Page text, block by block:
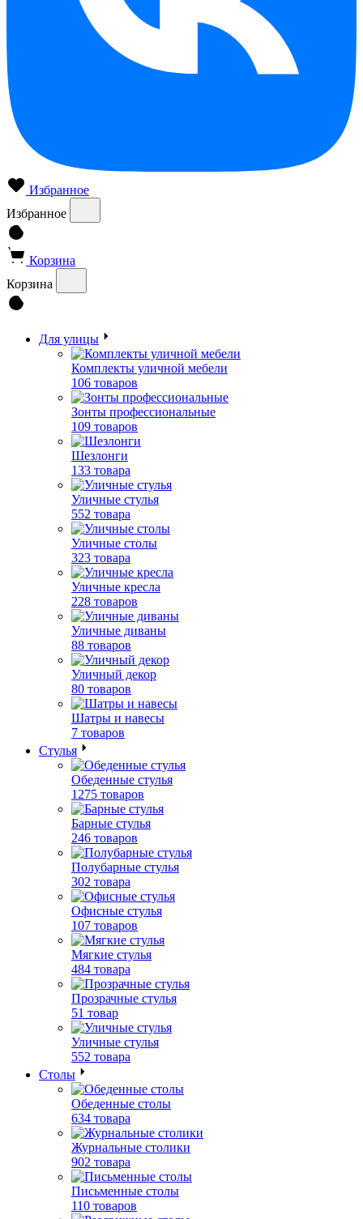
Избранное
Избранное
Корзина
Корзина
Для улицы
Комплекты уличной мебели
106 товаров
Зонты профессиональные
109 товаров
Шезлонги
133 товара
Уличные стулья
552 товара
Уличные столы
323 товара
Уличные кресла
228 товаров
Уличные диваны
88 товаров
Уличный декор
80 товаров
Шатры и навесы
7 товаров
Стулья
Обеденные стулья
1275 товаров
Барные стулья
246 товаров
Полубарные стулья
302 товара
Офисные стулья
107 товаров
Мягкие стулья
484 товара
Прозрачные стулья
51 товар
Уличные стулья
552 товара
Столы
Обеденные столы
634 товара
Журнальные столики
902 товара
Письменные столы
110 товаров